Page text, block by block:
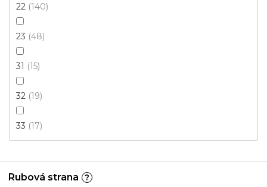
22 140
23 48
31 15
32 19
33 17
Rubová strana ?
4 m